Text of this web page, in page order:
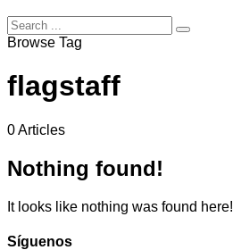
Browse Tag
flagstaff
0 Articles
Nothing found!
It looks like nothing was found here!
Síguenos